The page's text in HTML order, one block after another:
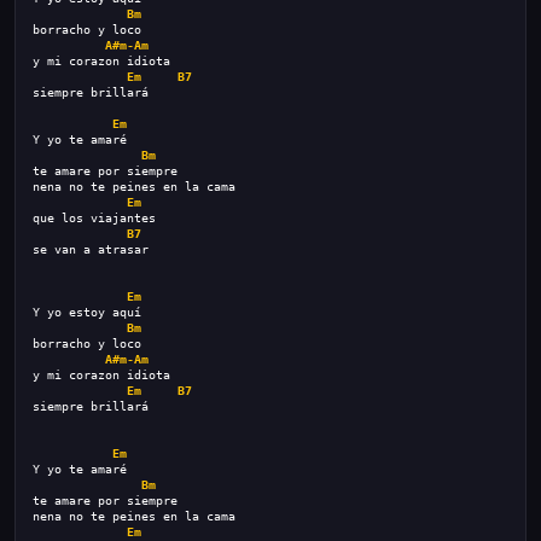
Bm
borracho y loco
A#m-Am
y mi corazon idiota
Em
B7
siempre brillará
Em
Y yo te amaré
Bm
te amare por siempre
nena no te peines en la cama
Em
que los viajantes
B7
se van a atrasar
Em
Y yo estoy aquí
Bm
borracho y loco
A#m-Am
y mi corazon idiota
Em
B7
siempre brillará
Em
Y yo te amaré
Bm
te amare por siempre
nena no te peines en la cama
Em